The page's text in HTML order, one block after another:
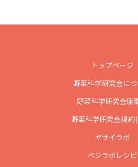
トップページ
野菜科学研究会に
野菜科学研究会理
野菜科学研究会規約
ヤサイラボ
ベジラボレシピ